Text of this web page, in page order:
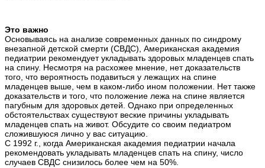
Это важно
Основываясь на анализе современных данных по синдрому
внезапной детской смерти (СВДС), Американская академия
педиатрии рекомендует укладывать здоровых младенцев спать
на спину. Несмотря на расхожее мнение, нет доказательств
того, что вероятность подавиться у лежащих на спине
младенцев выше, чем в каком-либо ином положении. Нет также
доказательств и того, что положение лежа на спине является
пагубным для здоровых детей. Однако при определенных
обстоятельствах существуют веские причины укладывать
младенцев спать на живот. Обсудите со своим педиатром
сложившуюся лично у вас ситуацию.
С 1992 г., когда Американская академия педиатрии начала
рекомендовать укладывать младенцев спать на спину, число
случаев СВДС снизилось более чем на 50%.